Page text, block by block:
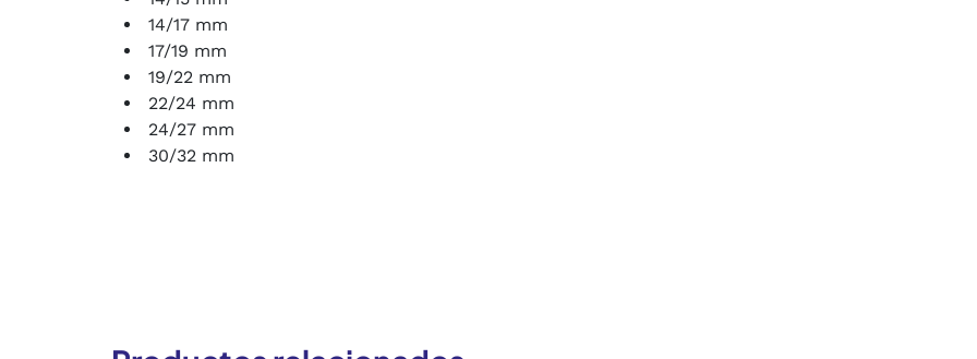
14/17 mm
17/19 mm
19/22 mm
22/24 mm
24/27 mm
30/32 mm